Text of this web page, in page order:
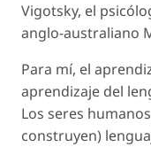
Vigotsky, el
anglo-australiano
Para mí, el
aprendizaje del
Los seres
construyen)